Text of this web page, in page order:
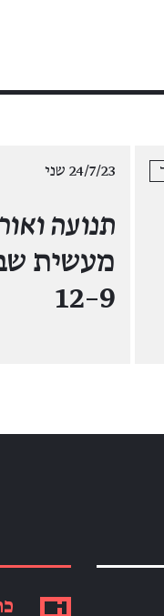
24/7/23 שני
תנועה ואור
מעשית
9–12